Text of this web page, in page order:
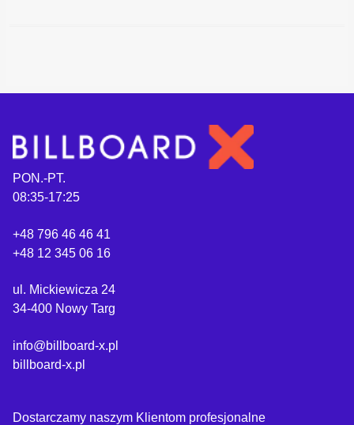
PON.-PT.
08:35-17:25
+48 796 46 46 41
+48 12 345 06 16
ul. Mickiewicza 24
34-400 Nowy Targ
info@billboard-x.pl
billboard-x.pl
Dostarczamy naszym Klientom profesjonalne